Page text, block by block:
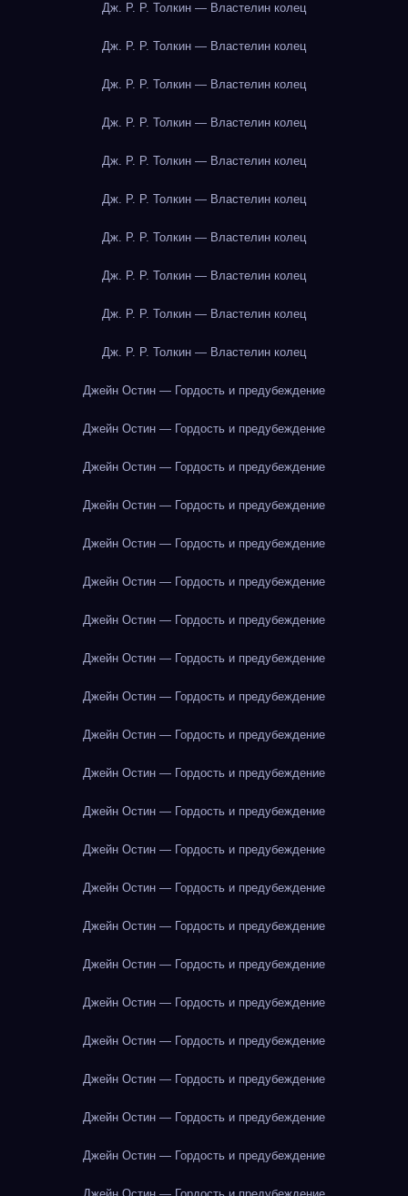
Дж. Р. Р. Толкин — Властелин колец
Дж. Р. Р. Толкин — Властелин колец
Дж. Р. Р. Толкин — Властелин колец
Дж. Р. Р. Толкин — Властелин колец
Дж. Р. Р. Толкин — Властелин колец
Дж. Р. Р. Толкин — Властелин колец
Дж. Р. Р. Толкин — Властелин колец
Дж. Р. Р. Толкин — Властелин колец
Дж. Р. Р. Толкин — Властелин колец
Дж. Р. Р. Толкин — Властелин колец
Джейн Остин — Гордость и предубеждение
Джейн Остин — Гордость и предубеждение
Джейн Остин — Гордость и предубеждение
Джейн Остин — Гордость и предубеждение
Джейн Остин — Гордость и предубеждение
Джейн Остин — Гордость и предубеждение
Джейн Остин — Гордость и предубеждение
Джейн Остин — Гордость и предубеждение
Джейн Остин — Гордость и предубеждение
Джейн Остин — Гордость и предубеждение
Джейн Остин — Гордость и предубеждение
Джейн Остин — Гордость и предубеждение
Джейн Остин — Гордость и предубеждение
Джейн Остин — Гордость и предубеждение
Джейн Остин — Гордость и предубеждение
Джейн Остин — Гордость и предубеждение
Джейн Остин — Гордость и предубеждение
Джейн Остин — Гордость и предубеждение
Джейн Остин — Гордость и предубеждение
Джейн Остин — Гордость и предубеждение
Джейн Остин — Гордость и предубеждение